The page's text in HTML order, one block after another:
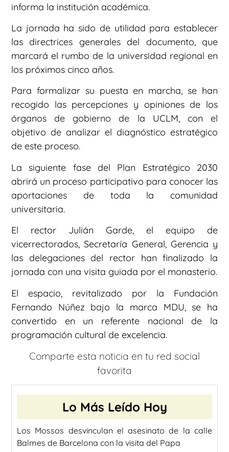
informa la institución académica.
La jornada ha sido de utilidad para establecer
las directrices generales del documento, que
marcará el rumbo de la universidad regional en
los próximos cinco años.
Para formalizar su puesta en marcha, se han
recogido las percepciones y opiniones de los
órganos de gobierno de la UCLM, con el
objetivo de analizar el diagnóstico estratégico
de este proceso.
La siguiente fase del Plan Estratégico 2030
abrirá un proceso participativo para conocer las
aportaciones de toda la comunidad
universitaria.
El rector Julián Garde, el equipo de
vicerrectorados, Secretaría General, Gerencia y
las delegaciones del rector han finalizado la
jornada con una visita guiada por el monasterio.
El espacio, revitalizado por la Fundación
Fernando Núñez bajo la marca MDU, se ha
convertido en un referente nacional de la
programación cultural de excelencia.
Comparte esta noticia en tu red social
favorita
Lo Más Leído Hoy
Los Mossos desvinculan el asesinato de la calle
Balmes de Barcelona con la visita del Papa